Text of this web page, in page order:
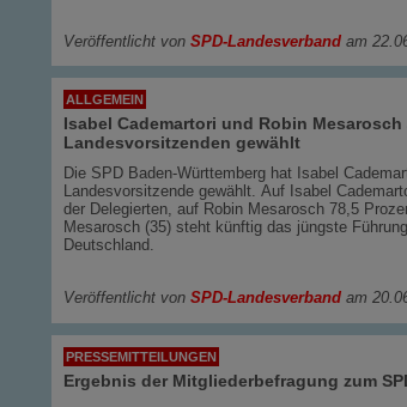
Veröffentlicht von SPD-Landesverband am
ALLGEMEIN
Isabel Cademartori und Robin Mesarosch
Landesvorsitzenden gewählt
Die SPD Baden-Württemberg hat Isabel
Landesvorsitzende gewählt. Auf Isabel
der Delegierten, auf Robin Mesarosch 78,5
Mesarosch (35) steht künftig das jüngste
Deutschland.
Veröffentlicht von SPD-Landesverband am
PRESSEMITTEILUNGEN
Ergebnis der Mitgliederbefragung zum